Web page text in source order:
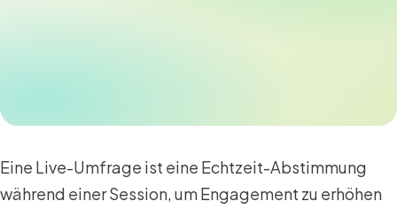
Eine Live-Umfrage ist eine Echtzeit-Abstimmung
während einer Session, um Engagement zu erhöhen